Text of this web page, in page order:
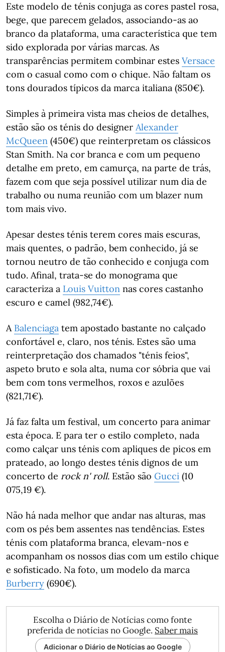
Este modelo de ténis conjuga as cores pastel rosa,
bege, que parecem gelados, associando-as ao
branco da plataforma, uma característica que tem
sido explorada por várias marcas. As
transparências permitem combinar estes Versace
com o casual como com o chique. Não faltam os
tons dourados típicos da marca italiana (850€).
Simples à primeira vista mas cheios de detalhes,
estão são os ténis do designer Alexander
McQueen (450€) que reinterpretam os clássicos
Stan Smith. Na cor branca e com um pequeno
detalhe em preto, em camurça, na parte de trás,
fazem com que seja possível utilizar num dia de
trabalho ou numa reunião com um blazer num
tom mais vivo.
Apesar destes ténis terem cores mais escuras,
mais quentes, o padrão, bem conhecido, já se
tornou neutro de tão conhecido e conjuga com
tudo. Afinal, trata-se do monograma que
caracteriza a Louis Vuitton nas cores castanho
escuro e camel (982,74€).
A Balenciaga tem apostado bastante no calçado
confortável e, claro, nos ténis. Estes são uma
reinterpretação dos chamados "ténis feios",
aspeto bruto e sola alta, numa cor sóbria que vai
bem com tons vermelhos, roxos e azulões
(821,71€).
Já faz falta um festival, um concerto para animar
esta época. E para ter o estilo completo, nada
como calçar uns ténis com apliques de picos em
prateado, ao longo destes ténis dignos de um
concerto de rock n' roll. Estão são Gucci (10
075,19 €).
Não há nada melhor que andar nas alturas, mas
com os pés bem assentes nas tendências. Estes
ténis com plataforma branca, elevam-nos e
acompanham os nossos dias com um estilo chique
e sofisticado. Na foto, um modelo da marca
Burberry (690€).
Escolha o Diário de Notícias como fonte
preferida de notícias no Google. Saber mais
Adicionar o Diário de Notícias ao Google